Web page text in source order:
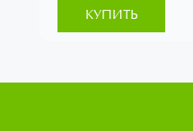
КУПИТЬ